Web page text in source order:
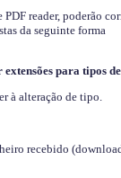
reader, poderão
da seguinte forma
para tipos
à alteração de tipo.
recebido